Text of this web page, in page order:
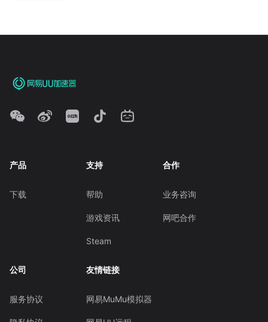
产品
下载
支持
帮助
游戏资讯
Steam
合作
业务咨询
网吧合作
公司
服务协议
友情链接
网易MuMu模拟器